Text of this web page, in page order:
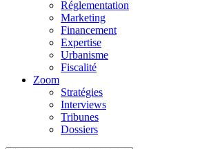
Réglementation
Marketing
Financement
Expertise
Urbanisme
Fiscalité
Zoom
Stratégies
Interviews
Tribunes
Dossiers